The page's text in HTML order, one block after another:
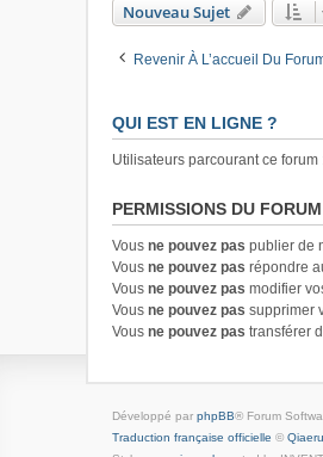
Nouveau Sujet
Revenir À L’accueil Du
QUI EST EN LIGNE ?
Utilisateurs parcourant ce
PERMISSIONS DU FORUM
Vous ne pouvez pas publier de
Vous ne pouvez pas répondre
Vous ne pouvez pas modifier
Vous ne pouvez pas supprimer
Vous ne pouvez pas transférer
Développé par phpBB® Forum
Traduction française officielle © Qiaeru